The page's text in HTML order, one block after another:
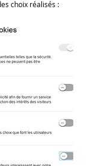
choix réalisés :